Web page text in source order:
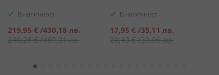
В наличност
Специална
цена
219,95 € /430,18 лв.
240,26 €/469,91 лв.
В наличност
Специална
цена
17,95 € /35,11 лв.
20,43 €/39,96 лв.